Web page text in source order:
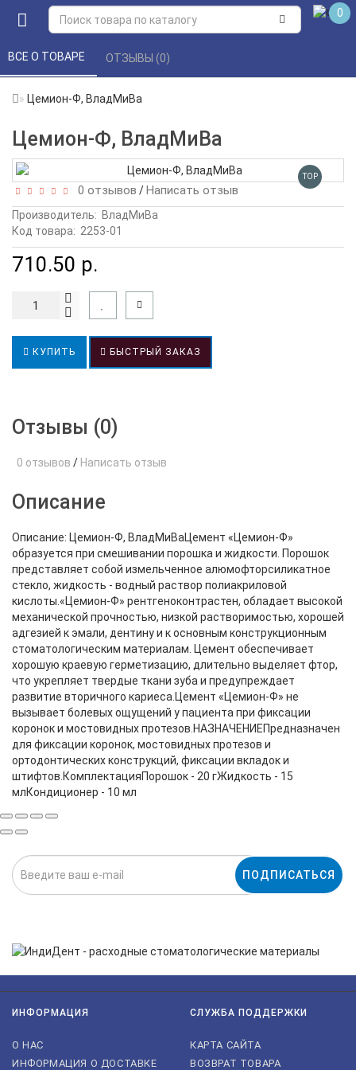
0
Цемион-Ф, ВладМиВа
Цемион-Ф, ВладМиВа
ВСЕ О ТОВАРЕ ОТЗЫВЫ (0)
TOP
0 отзывов /Написать отзыв
Производитель: ВладМиВа
Код товара: 2253-01
710.50 р.
КУПИТЬ БЫСТРЫЙ ЗАКАЗ
Отзывы (0)
0 отзывов / Написать отзыв
Описание
Описание: Цемион-Ф, ВладМиВаЦемент «Цемион-Ф»
образуется при смешивании порошка и жидкости. Порошок
представляет собой измельченное алюмофторсиликатное
стекло, жидкость - водный раствор полиакриловой
кислоты.«Цемион-Ф» рентгеноконтрастен, обладает высокой
механической прочностью, низкой растворимостью, хорошей
адгезией к эмали, дентину и к основным конструкционным
стоматологическим материалам. Цемент обеспечивает
хорошую краевую герметизацию, длительно выделяет фтор,
что укрепляет твердые ткани зуба и предупреждает
развитие вторичного кариеса.Цемент «Цемион-Ф» не
вызывает болевых ощущений у пациента при фиксации
коронок и мостовидных протезов.НАЗНАЧЕНИЕПредназначен
для фиксации коронок, мостовидных протезов и
ортодонтических конструкций, фиксации вкладок и
штифтов.КомплектацияПорошок - 20 гЖидкость - 15
млКондиционер - 10 мл
ПОДПИСАТЬСЯ
ИНФОРМАЦИЯ
О НАС
ИНФОРМАЦИЯ О ДОСТАВКЕ
СЛУЖБА ПОДДЕРЖКИ
КАРТА САЙТА
ВОЗВРАТ ТОВАРА